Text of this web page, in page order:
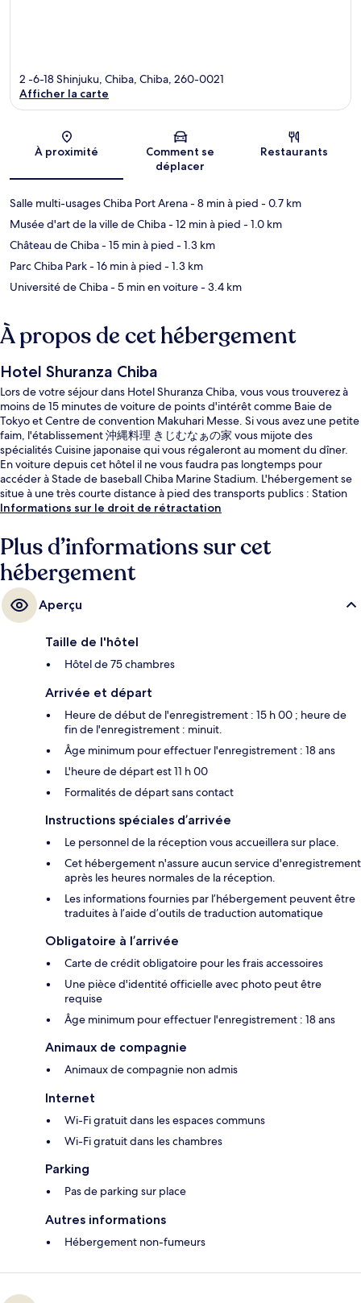
Carte
2 -6-18 Shinjuku, Chiba, Chiba, 260-0021
Afficher la carte
À proximité
Comment se
déplacer
Restaurants
Salle multi-usages Chiba Port Arena- 8 min à pied - 0.7 km
Musée d'art de la ville de Chiba- 12 min à pied - 1.0 km
Château de Chiba- 15 min à pied - 1.3 km
Parc Chiba Park- 16 min à pied - 1.3 km
Université de Chiba- 5 min en voiture- 3.4 km
À propos de cet hébergement
Hotel Shuranza Chiba
Lors de votre séjour dans Hotel Shuranza Chiba, vous vous trouverez à
moins de 15 minutes de voiture de points d'intérêt comme Baie de
Tokyo et Centre de convention Makuhari Messe. Si vous avez une petite
faim, l'établissement 沖縄料理 きじむなぁの家 vous mijote des
spécialités Cuisine japonaise qui vous régaleront au moment du dîner.
En voiture depuis cet hôtel il ne vous faudra pas longtemps pour
accéder à Stade de baseball Chiba Marine Stadium. L'hébergement se
situe à une très courte distance à pied des transports publics : Station
de monorail Yoshikawa-kōen se trouve à 9 min et Station de monorail
Informations sur le droit de rétractation
Plus d’informations sur cet
hébergement
Aperçu
Taille de l'hôtel
Hôtel de 75 chambres
Arrivée et départ
Heure de début de l'enregistrement : 15 h 00 ; heure de
fin de l'enregistrement : minuit.
Âge minimum pour effectuer l'enregistrement : 18 ans
L'heure de départ est 11 h 00
Formalités de départ sans contact
Instructions spéciales d’arrivée
Le personnel de la réception vous accueillera sur place.
Cet hébergement n'assure aucun service d'enregistrement
après les heures normales de la réception.
Les informations fournies par l’hébergement peuvent être
traduites à l’aide d’outils de traduction automatique
Obligatoire à l’arrivée
Carte de crédit obligatoire pour les frais accessoires
Une pièce d'identité officielle avec photo peut être
requise
Âge minimum pour effectuer l'enregistrement : 18 ans
Animaux de compagnie
Animaux de compagnie non admis
Internet
Wi-Fi gratuit dans les espaces communs
Wi-Fi gratuit dans les chambres
Parking
Pas de parking sur place
Autres informations
Hébergement non-fumeurs